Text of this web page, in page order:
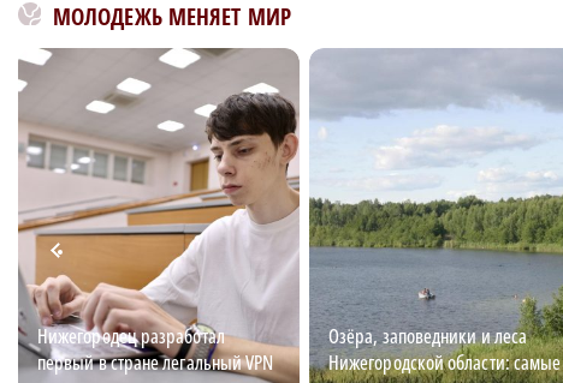
МОЛОДЕЖЬ МЕНЯЕТ МИР
Нижегородец разработал
первый в стране легальный VPN
Озёра, заповедники и леса
Нижегородской области: самые